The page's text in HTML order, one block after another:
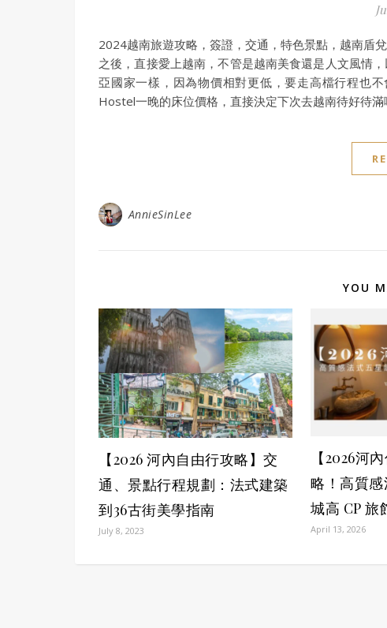
2024越南旅遊攻略，簽證，交通，特色景點，越南盾
之後，直接愛上越南，不管是越南美食還是人文風情
亞國家一樣，因為物價相對更低，要走高檔行程也
Hostel一晚的床位價格，直接決定下次去越南待好待滿
AnnieSinLee
YOU
【2026 河內自由行攻略】交
通、景點行程規劃：法式建築
到36古街美學指南
July 8, 2023
【2026河
略！高質
城高 CP 旅
April 13, 2026